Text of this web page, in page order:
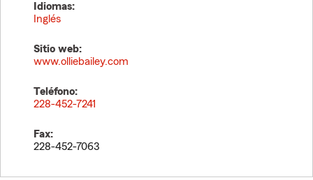
Idiomas:
Inglés
Sitio web:
www.olliebailey.com
Teléfono:
228-452-7241
Fax:
228-452-7063